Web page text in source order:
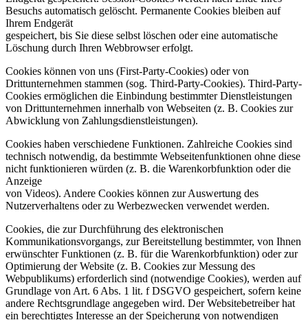
Besuchs automatisch gelöscht. Permanente Cookies bleiben auf
Ihrem Endgerät
gespeichert, bis Sie diese selbst löschen oder eine automatische
Löschung durch Ihren Webbrowser erfolgt.
Cookies können von uns (First-Party-Cookies) oder von
Drittunternehmen stammen (sog. Third-Party-Cookies). Third-Party-
Cookies ermöglichen die Einbindung bestimmter Dienstleistungen
von Drittunternehmen innerhalb von Webseiten (z. B. Cookies zur
Abwicklung von Zahlungsdienstleistungen).
Cookies haben verschiedene Funktionen. Zahlreiche Cookies sind
technisch notwendig, da bestimmte Webseitenfunktionen ohne diese
nicht funktionieren würden (z. B. die Warenkorbfunktion oder die
Anzeige
von Videos). Andere Cookies können zur Auswertung des
Nutzerverhaltens oder zu Werbezwecken verwendet werden.
Cookies, die zur Durchführung des elektronischen
Kommunikationsvorgangs, zur Bereitstellung bestimmter, von Ihnen
erwünschter Funktionen (z. B. für die Warenkorbfunktion) oder zur
Optimierung der Website (z. B. Cookies zur Messung des
Webpublikums) erforderlich sind (notwendige Cookies), werden auf
Grundlage von Art. 6 Abs. 1 lit. f DSGVO gespeichert, sofern keine
andere Rechtsgrundlage angegeben wird. Der Websitebetreiber hat
ein berechtigtes Interesse an der Speicherung von notwendigen